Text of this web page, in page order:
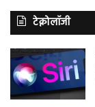
टेक्नोलॉजी